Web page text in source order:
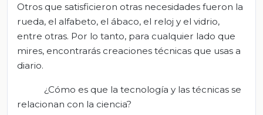
Otros que satisficieron otras necesidades fueron la
rueda, el alfabeto, el ábaco, el reloj y el vidrio,
entre otras. Por lo tanto, para cualquier lado que
mires, encontrarás creaciones técnicas que usas a
diario.
¿Cómo es que la tecnología y las técnicas se
relacionan con la ciencia?